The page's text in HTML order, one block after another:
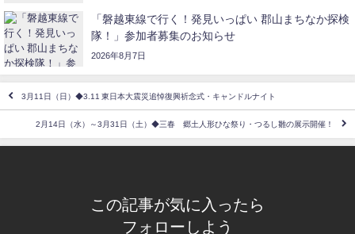
「磐越東線で行く！発見いっぱい 郡山まちなか探検
隊！」参加者募集のお知らせ
2026年8月7日
3月11日（日）◆3.11 東日本大震災追悼復興祈念式・キャンドルナイト
2月14日（水）～3月31日（土）◆三春 郷土人形ひな祭り・つるし雛の展示開催！
この記事が気に入ったら
フォローしよう